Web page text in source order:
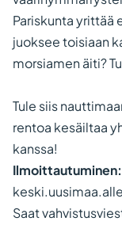
Pariskunta yrittää
juoksee toisiaan
morsiamen äiti?
Tule siis
rentoa kesäiltaa
kanssa!
Ilmoittautuminen:
Saat